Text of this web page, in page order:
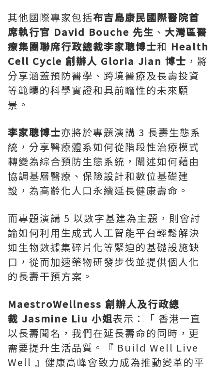
其他國際專家包括布吉島康民國際醫院首
席執行官 David Bouche 先生 、 大灣區醫
療集團聯席行政總裁李家聰博士和 Health
Cell Cycle 創辦人 Gloria Jian 博士 ，將
分享涵蓋預防醫學、跨境醫療及長壽投資
等範疇的科學實證和具前瞻性的未來願
景。
李家聰博士亦將於專題演講 3 長壽生態系
統，分享醫療體系如何從階段性治療模式
轉變為綜合預防生態系統，闡述如何藉由
協調基層醫療、保險設計和數位基礎建
設，為高齡化人口永續延長健康壽命。
而專題演講 5 以數字基建為主題，則會討
論如何利用生成式人工智能平台輕鬆解決
如生物數據集碎片化等緊迫的基礎設施缺
口，從而加速藥物研發步伐並提供個人化
的長壽干預方案。
MaestroWellness 創辦人及行政總
裁 Jasmine Liu 小姐表示：「 香港一直
以長壽聞名，我們在延長壽命的同時，更
需要提升生活品質。『 Build Well Live
Well 』健康高峰會致力成為推動變革的平